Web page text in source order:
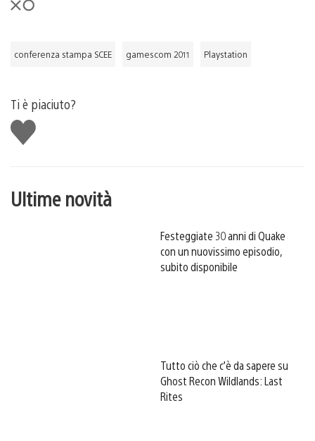
conferenza stampa SCEE gamescom 2011 Playstation
Ti è piaciuto?
Mi
piace
Ultime novità
Festeggiate 30 anni di Quake
con un nuovissimo episodio,
subito disponibile
Tutto ciò che c’è da sapere su
Ghost Recon Wildlands: Last
Rites